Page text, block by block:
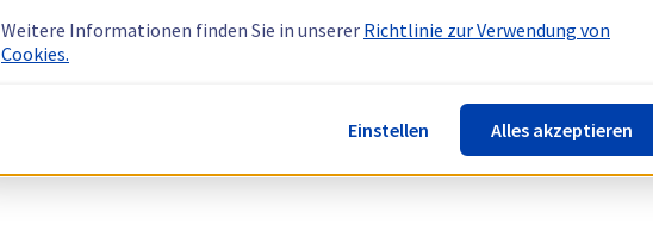
Weitere Informationen finden Sie in unserer Richtlinie zur Verwendung von
Cookies.
Einstellen Alles akzeptieren